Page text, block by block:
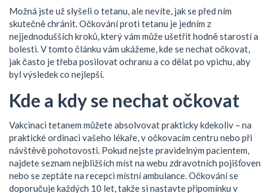
Možná jste už slyšeli o tetanu, ale nevíte, jak se před ním
skutečně chránit. Očkování proti tetanu je jedním z
nejjednodušších kroků, který vám může ušetřit hodně starostí a
bolesti. V tomto článku vám ukážeme, kde se nechat očkovat,
jak často je třeba posilovat ochranu a co dělat po vpichu, aby
byl výsledek co nejlepší.
Kde a kdy se nechat očkovat
Vakcinaci tetanem můžete absolvovat prakticky kdekoliv – na
praktické ordinaci vašeho lékaře, v očkovacím centru nebo při
návštěvě pohotovosti. Pokud nejste pravidelným pacientem,
najdete seznam nejbližších míst na webu zdravotních pojišťoven
nebo se zeptáte na recepci místní ambulance. Očkování se
doporučuje každých 10 let, takže si nastavte připomínku v